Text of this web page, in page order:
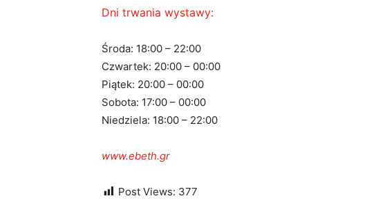
Dni trwania wystawy:
Środa: 18:00 – 22:00
Czwartek: 20:00 – 00:00
Piątek: 20:00 – 00:00
Sobota: 17:00 – 00:00
Niedziela: 18:00 – 22:00
www.ebeth.gr
Post Views: 377